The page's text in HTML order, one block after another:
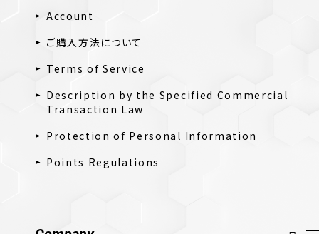
Account
ご購入方法について
Terms of Service
Description by the Specified Commercial
Transaction Law
Protection of Personal Information
Points Regulations